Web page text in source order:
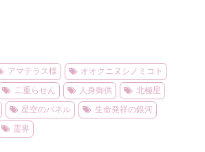
アマテラス様
オオクニヌシノミコト
二重らせん 人身御供
北極星
星空のパネル
生命発祥の銀河
霊界